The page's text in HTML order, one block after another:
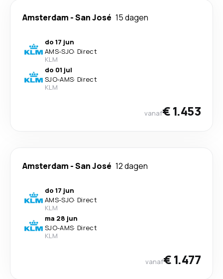
Amsterdam -San José 15 dagen
do 17 jun
AMS-SJO· Direct
KLM
do 01 jul
SJO-AMS· Direct
KLM
vanaf€ 1.453
Amsterdam -San José 12 dagen
do 17 jun
AMS-SJO· Direct
KLM
ma 28 jun
SJO-AMS· Direct
KLM
vanaf€ 1.477